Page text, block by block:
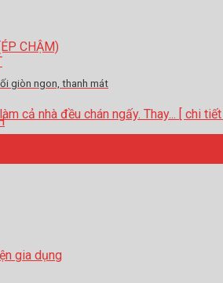
CHẬM)
gia dụng
giòn ngon, thanh mát
cả nhà đều chán ngấy. Thay... [ chi tiết ]